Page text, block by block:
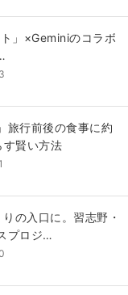
」×Geminiのコラボ
旅行前後の食事に約
賢い方法
の入口に。習志野・
プロジ…